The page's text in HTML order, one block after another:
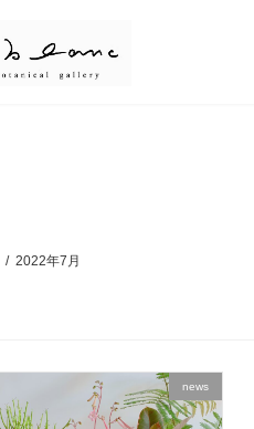
2022年7月
news